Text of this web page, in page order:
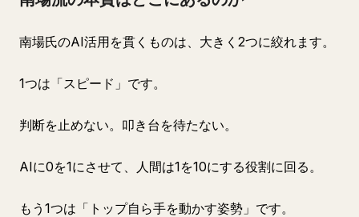
南場氏のAI活用を貫くものは、大きく2つに絞れます。
1つは「スピード」です。
判断を止めない。叩き台を待たない。
AIに0を1にさせて、人間は1を10にする役割に回る。
もう1つは「トップ自ら手を動かす姿勢」です。